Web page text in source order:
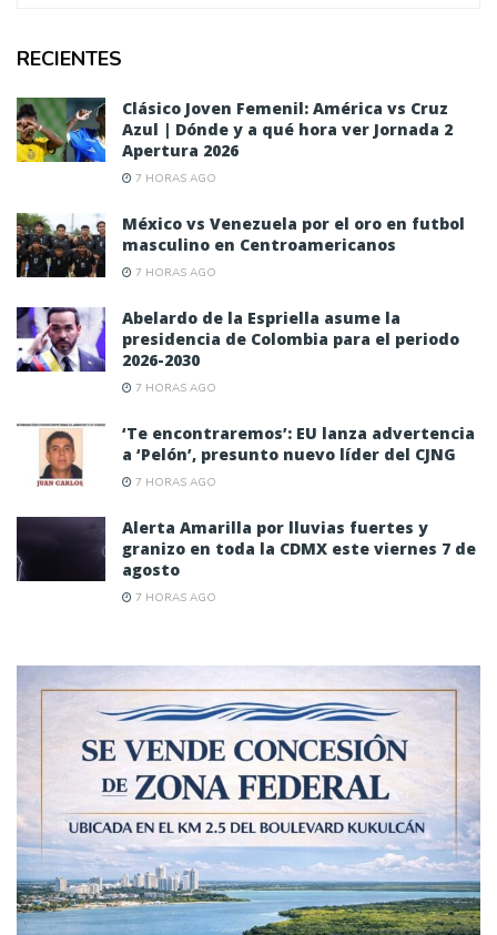
RECIENTES
Clásico Joven Femenil: América vs Cruz
Azul | Dónde y a qué hora ver Jornada 2
Apertura 2026
7 HORAS AGO
México vs Venezuela por el oro en futbol
masculino en Centroamericanos
7 HORAS AGO
Abelardo de la Espriella asume la
presidencia de Colombia para el periodo
2026-2030
7 HORAS AGO
‘Te encontraremos’: EU lanza advertencia
a ‘Pelón’, presunto nuevo líder del CJNG
7 HORAS AGO
Alerta Amarilla por lluvias fuertes y
granizo en toda la CDMX este viernes 7 de
agosto
7 HORAS AGO